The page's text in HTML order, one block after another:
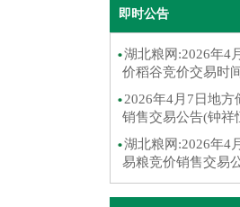
即时公告
湖北粮网:2026年4
价稻谷竞价交易时
2026年4月7日地方
销售交易公告(钟祥
湖北粮网:2026年4
易粮竞价销售交易